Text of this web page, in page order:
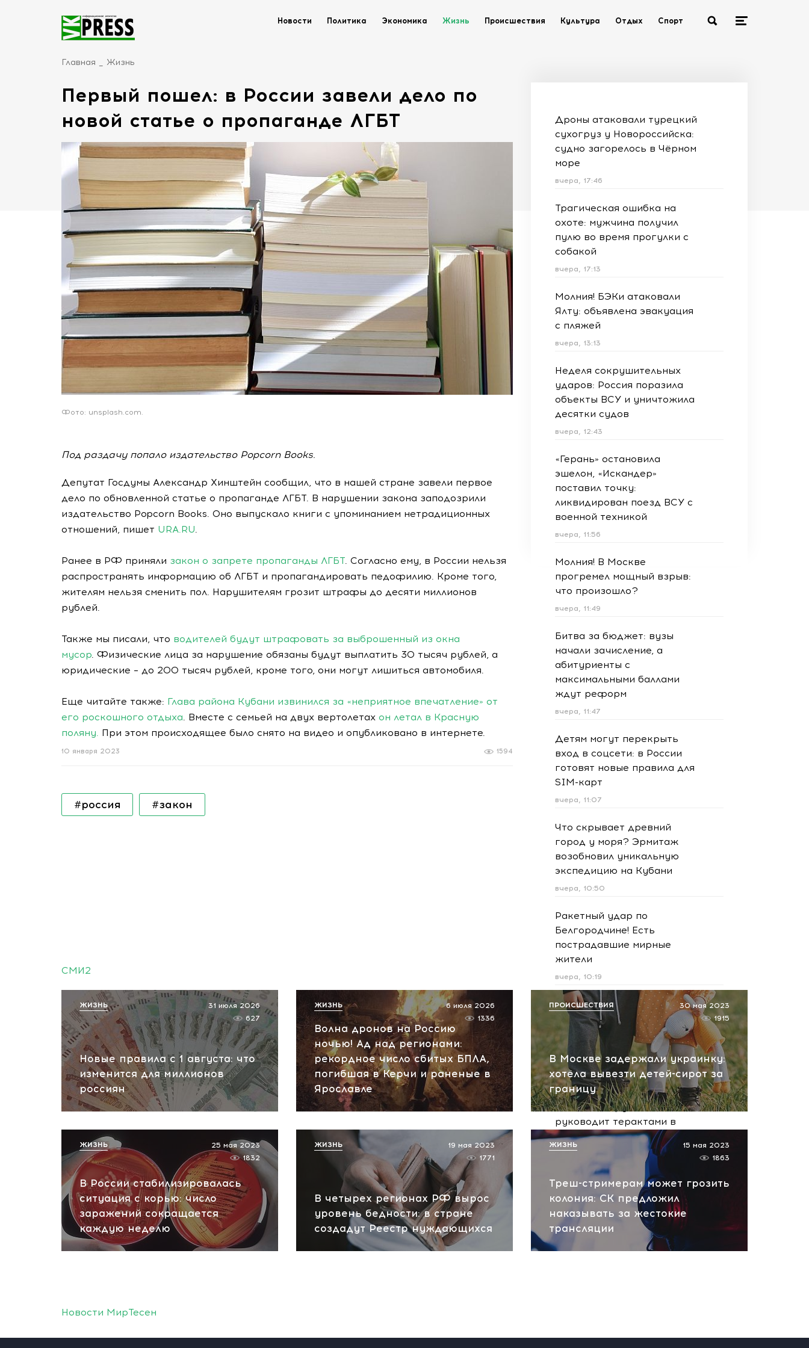
Новости Политика Экономика Жизнь Происшествия Культура Отдых Спорт
Главная Жизнь
Первый пошел: в России завели дело по
новой статье о пропаганде ЛГБТ
Фото: unsplash.com.
Под раздачу попало издательство Popcorn Books.
Депутат Госдумы Александр Хинштейн сообщил, что в нашей стране завели первое
дело по обновленной статье о пропаганде ЛГБТ. В нарушении закона заподозрили
издательство Popcorn Books. Оно выпускало книги с упоминанием нетрадиционных
отношений, пишет URA.RU.
Ранее в РФ приняли закон о запрете пропаганды ЛГБТ. Согласно ему, в России нельзя
распространять информацию об ЛГБТ и пропагандировать педофилию. Кроме того,
жителям нельзя сменить пол. Нарушителям грозит штрафы до десяти миллионов
рублей.
Также мы писали, что водителей будут штрафовать за выброшенный из окна
мусор. Физические лица за нарушение обязаны будут выплатить 30 тысяч рублей, а
юридические – до 200 тысяч рублей, кроме того, они могут лишиться автомобиля.
Еще читайте также: Глава района Кубани извинился за «неприятное впечатление» от
его роскошного отдыха. Вместе с семьей на двух вертолетах он летал в Красную
поляну. При этом происходящее было снято на видео и опубликовано в интернете.
1594
10 января 2023
#россия #закон
Дроны атаковали турецкий
сухогруз у Новороссийска:
судно загорелось в Чёрном
море
вчера, 17:46
Трагическая ошибка на
охоте: мужчина получил
пулю во время прогулки с
собакой
вчера, 17:13
Молния! БЭКи атаковали
Ялту: объявлена эвакуация
с пляжей
вчера, 13:13
Неделя сокрушительных
ударов: Россия поразила
объекты ВСУ и уничтожила
десятки судов
вчера, 12:43
«Герань» остановила
эшелон, «Искандер»
поставил точку:
ликвидирован поезд ВСУ с
военной техникой
вчера, 11:56
Молния! В Москве
прогремел мощный взрыв:
что произошло?
вчера, 11:49
Битва за бюджет: вузы
начали зачисление, а
абитуриенты с
максимальными баллами
ждут реформ
вчера, 11:47
Детям могут перекрыть
вход в соцсети: в России
готовят новые правила для
SIM-карт
вчера, 11:07
Что скрывает древний
город у моря? Эрмитаж
возобновил уникальную
экспедицию на Кубани
вчера, 10:50
Ракетный удар по
Белгородчине! Есть
пострадавшие мирные
жители
вчера, 10:19
Срочно! В Геленджике и
Новороссийске громко -
работает ПВО:
рекомендуется уйти с
пляжей
вчера, 10:13
НАТО планирует и
руководит терактами в
России! Сенсационное
заявление хакеров
вчера, 10:07
СМИ2
Новые правила с 1 августа: что
изменится для миллионов
россиян
31 июля 2026
627
ЖИЗНЬ
Волна дронов на Россию
ночью! Ад над регионами:
рекордное число сбитых БПЛА,
погибшая в Керчи и раненые в
Ярославле
6 июля 2026
1336
ЖИЗНЬ
В Москве задержали украинку:
хотела вывезти детей-сирот за
границу
30 мая 2023
1915
ПРОИСШЕСТВИЯ
В России стабилизировалась
ситуация с корью: число
заражений сокращается
каждую неделю
25 мая 2023
1832
ЖИЗНЬ
В четырех регионах РФ вырос
уровень бедности: в стране
создадут Реестр нуждающихся
19 мая 2023
1771
ЖИЗНЬ
Треш-стримерам может грозить
колония: СК предложил
наказывать за жестокие
трансляции
15 мая 2023
1863
ЖИЗНЬ
Новости МирТесен